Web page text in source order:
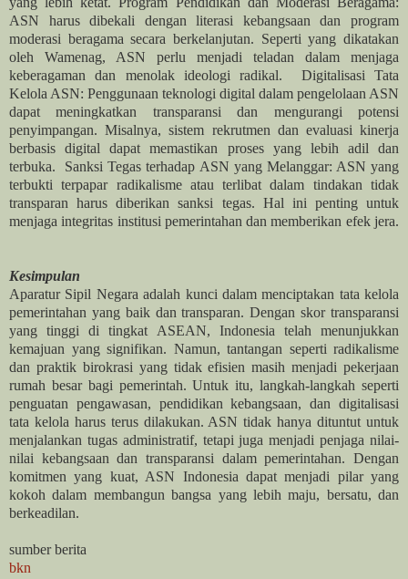
ASN harus dibekali dengan literasi kebangsaan dan program
moderasi beragama secara berkelanjutan. Seperti yang dikatakan
oleh Wamenag, ASN perlu menjadi teladan dalam menjaga
keberagaman dan menolak ideologi radikal. Digitalisasi Tata
Kelola ASN: Penggunaan teknologi digital dalam pengelolaan ASN
dapat meningkatkan transparansi dan mengurangi potensi
penyimpangan. Misalnya, sistem rekrutmen dan evaluasi kinerja
berbasis digital dapat memastikan proses yang lebih adil dan
terbuka. Sanksi Tegas terhadap ASN yang Melanggar: ASN yang
terbukti terpapar radikalisme atau terlibat dalam tindakan tidak
transparan harus diberikan sanksi tegas. Hal ini penting untuk
menjaga integritas institusi pemerintahan dan memberikan efek jera.
Kesimpulan
Aparatur Sipil Negara adalah kunci dalam menciptakan tata kelola
pemerintahan yang baik dan transparan. Dengan skor transparansi
yang tinggi di tingkat ASEAN, Indonesia telah menunjukkan
kemajuan yang signifikan. Namun, tantangan seperti radikalisme
dan praktik birokrasi yang tidak efisien masih menjadi pekerjaan
rumah besar bagi pemerintah. Untuk itu, langkah-langkah seperti
penguatan pengawasan, pendidikan kebangsaan, dan digitalisasi
tata kelola harus terus dilakukan. ASN tidak hanya dituntut untuk
menjalankan tugas administratif, tetapi juga menjadi penjaga nilai-
nilai kebangsaan dan transparansi dalam pemerintahan. Dengan
komitmen yang kuat, ASN Indonesia dapat menjadi pilar yang
kokoh dalam membangun bangsa yang lebih maju, bersatu, dan
berkeadilan.
sumber berita
bkn